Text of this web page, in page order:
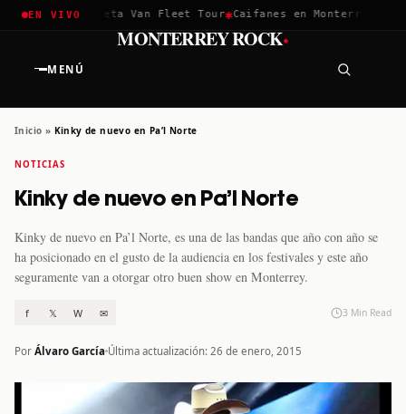
EN VIVO
2026✱Greta Van Fleet Tour✱Caifanes en Monterrey · 12
MENÚ
MONTERREY ROCK·
Inicio » Kinky de nuevo en Pa’l Norte
NOTICIAS
Kinky de nuevo en Pa’l Norte
Kinky de nuevo en Pa’l Norte, es una de las bandas que año con año se
ha posicionado en el gusto de la audiencia en los festivales y este año
seguramente van a otorgar otro buen show en Monterrey.
f 𝕏 W ✉ 3 Min Read
Por Álvaro García Última actualización: 26 de enero, 2015